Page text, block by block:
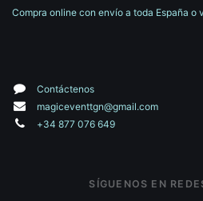
Compra online con envío a toda España o
Contáctenos
magiceventtgn@gmail.com
+34 877 076 649
SÍGUENOS EN